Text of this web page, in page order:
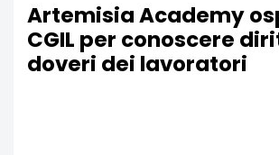
Artemisia Academy
CGIL per conoscere
doveri dei lavoratori